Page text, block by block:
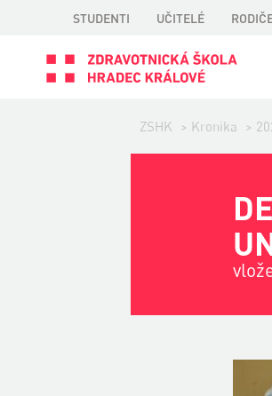
STUDENTI UČITELÉ
ZSHK > Kronika >